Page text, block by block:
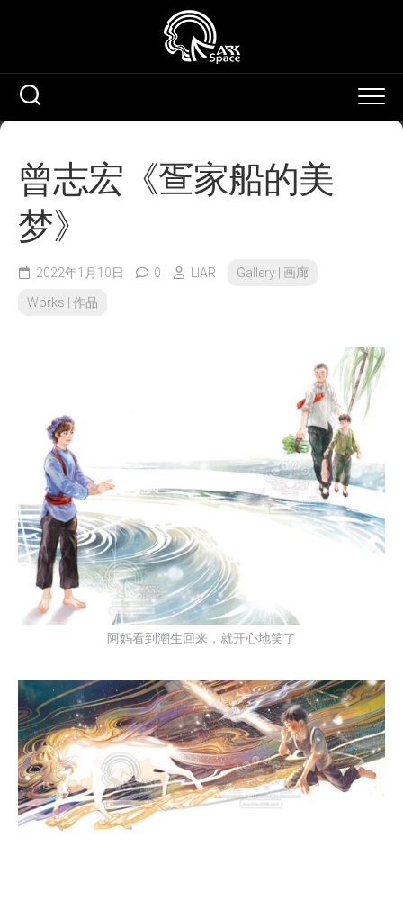
曾志宏《疍家船的美
梦》
2022年1月10日 0 LIAR Gallery | 画廊
Works | 作品
阿妈看到潮生回来，就开心地笑了